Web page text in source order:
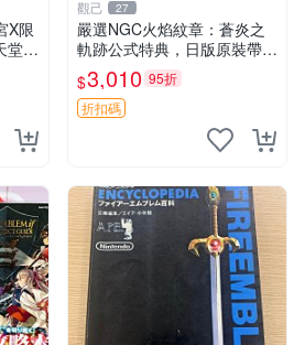
X限
堂現
觀己 27
嚴選NGC火焰紋章：蒼炎之
軌跡公式特典，日版原裝帶側
邊函套，保存極佳95成新 蒼
炎之軌跡 公式特典 NGC日版
$3,010 95折
折扣碼